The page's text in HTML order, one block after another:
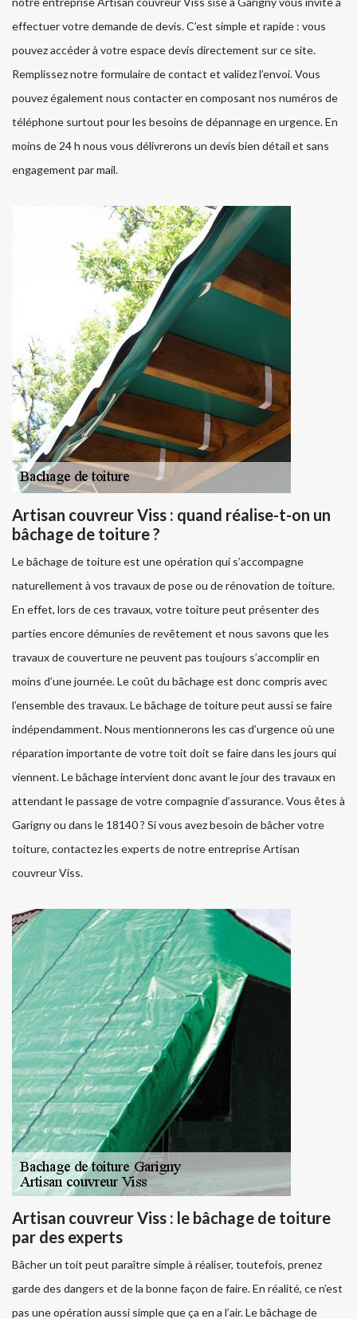
effectuer votre demande de devis. C’est simple et rapide : vous
pouvez accéder à votre espace devis directement sur ce site.
Remplissez notre formulaire de contact et validez l’envoi. Vous
pouvez également nous contacter en composant nos numéros de
téléphone surtout pour les besoins de dépannage en urgence. En
moins de 24 h nous vous délivrerons un devis bien détail et sans
engagement par mail.
Artisan couvreur Viss : quand réalise-t-on un
bâchage de toiture ?
Le bâchage de toiture est une opération qui s’accompagne
naturellement à vos travaux de pose ou de rénovation de toiture.
En effet, lors de ces travaux, votre toiture peut présenter des
parties encore démunies de revêtement et nous savons que les
travaux de couverture ne peuvent pas toujours s’accomplir en
moins d’une journée. Le coût du bâchage est donc compris avec
l’ensemble des travaux. Le bâchage de toiture peut aussi se faire
indépendamment. Nous mentionnerons les cas d’urgence où une
réparation importante de votre toit doit se faire dans les jours qui
viennent. Le bâchage intervient donc avant le jour des travaux en
attendant le passage de votre compagnie d’assurance. Vous êtes à
Garigny ou dans le 18140 ? Si vous avez besoin de bâcher votre
toiture, contactez les experts de notre entreprise Artisan
couvreur Viss.
Artisan couvreur Viss : le bâchage de toiture
par des experts
Bâcher un toit peut paraître simple à réaliser, toutefois, prenez
garde des dangers et de la bonne façon de faire. En réalité, ce n’est
pas une opération aussi simple que ça en a l’air. Le bâchage de